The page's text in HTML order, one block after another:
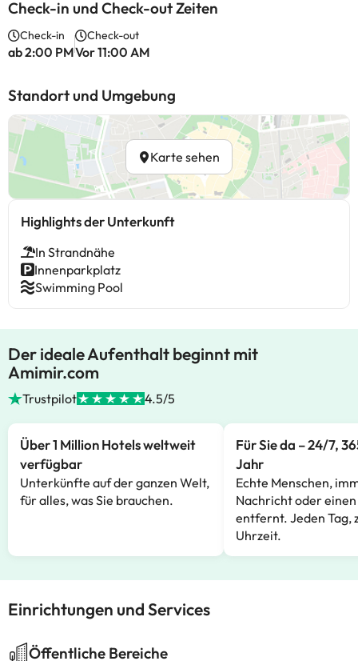
Check-in und Check-out Zeiten
Check-in
ab 2:00 PM
Check-out
Vor 11:00 AM
Standort und Umgebung
Karte sehen
Highlights der Unterkunft
In Strandnähe
Innenparkplatz
Swimming Pool
Der ideale Aufenthalt beginnt mit
Amimir.com
Trustpilot 4.5/5
Über 1 Million Hotels weltweit
verfügbar
Unterkünfte auf der ganzen Welt,
für alles, was Sie brauchen.
Für Sie da – 24/7,
Jahr
Echte Menschen,
Nachricht oder
entfernt. Jeden Tag,
Uhrzeit.
Einrichtungen und Services
Öffentliche Bereiche